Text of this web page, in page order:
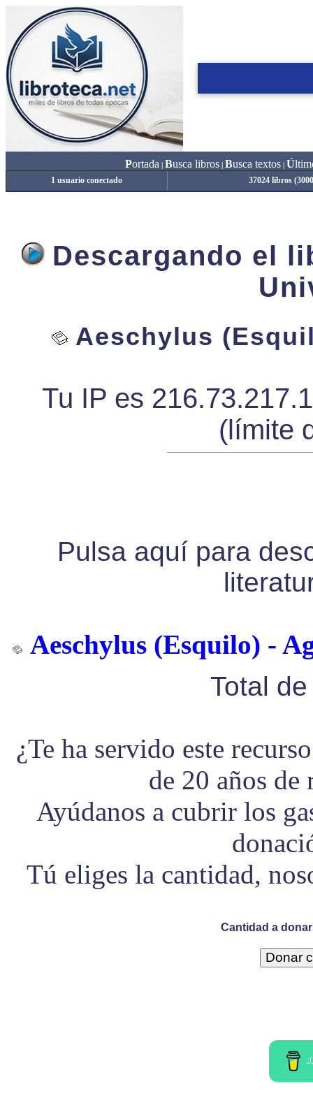
Portada Busca libros| Busca textos| Ú
1 usuario conectado 37024 libros
Descargando el
Aeschylus
Tu IP es
(límite
Pulsa aquí para
Aeschylus (Esquilo) -
Total
¿Te ha servido este
de 20 años
Ayúdanos a cubrir los
Tú eliges la cantidad,
Cantidad a